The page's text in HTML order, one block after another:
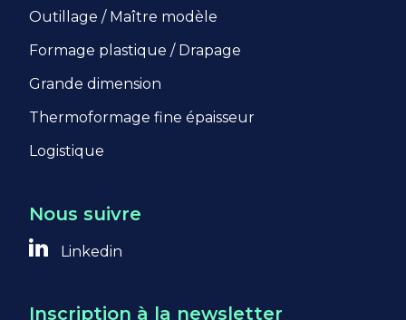
Outillage / Maître modèle
Formage plastique / Drapage
Grande dimension
Thermoformage fine épaisseur
Logistique
Nous suivre
Linkedin
Inscription à la newsletter